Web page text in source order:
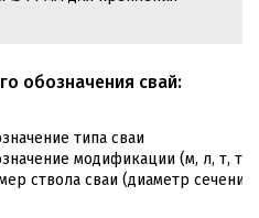
обозначения свай:
типа сваи
модификации (м, л, т, т/
ствола сваи (диаметр